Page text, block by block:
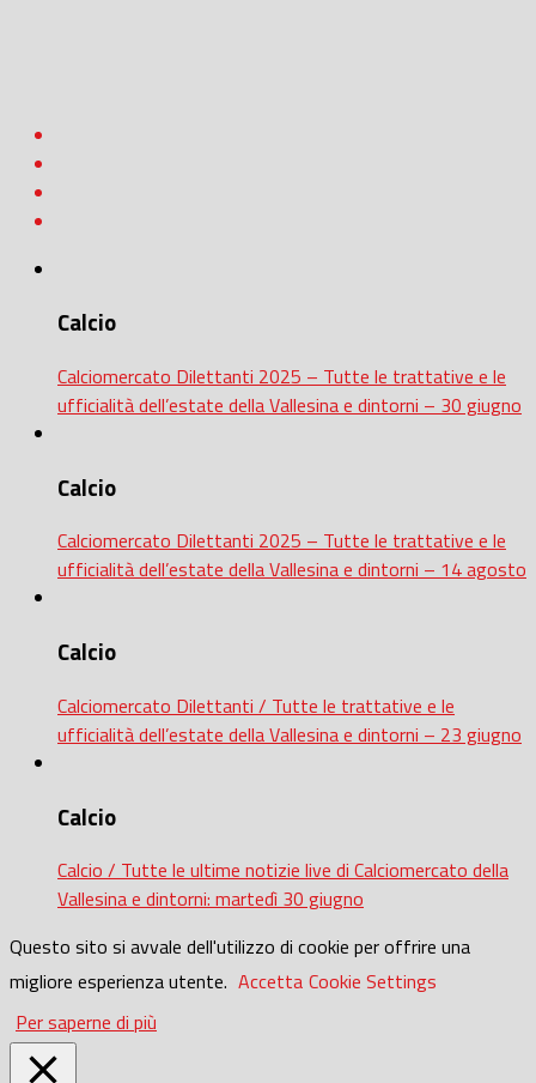
Calcio
Calciomercato Dilettanti 2025 – Tutte le trattative e le
ufficialità dell’estate della Vallesina e dintorni – 30 giugno
Calcio
Calciomercato Dilettanti 2025 – Tutte le trattative e le
ufficialità dell’estate della Vallesina e dintorni – 14 agosto
Calcio
Calciomercato Dilettanti / Tutte le trattative e le
ufficialità dell’estate della Vallesina e dintorni – 23 giugno
Calcio
Calcio / Tutte le ultime notizie live di Calciomercato della
Vallesina e dintorni: martedì 30 giugno
Questo sito si avvale dell'utilizzo di cookie per offrire una
migliore esperienza utente. Accetta Cookie Settings
Per saperne di più